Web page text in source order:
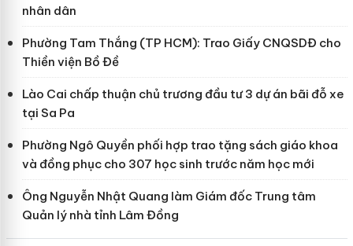
nhân dân
Phường Tam Thắng (TP HCM): Trao Giấy CNQSDĐ cho
Thiền viện Bồ Đề
Lào Cai chấp thuận chủ trương đầu tư 3 dự án bãi đỗ xe
tại Sa Pa
Phường Ngô Quyền phối hợp trao tặng sách giáo khoa
và đồng phục cho 307 học sinh trước năm học mới
Ông Nguyễn Nhật Quang làm Giám đốc Trung tâm
Quản lý nhà tỉnh Lâm Đồng